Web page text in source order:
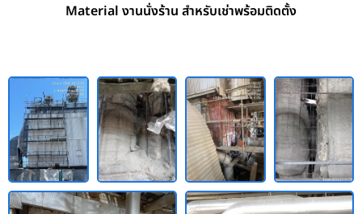
Material งานนั่งร้าน สำหรับเช่าพร้อมติดตั้ง